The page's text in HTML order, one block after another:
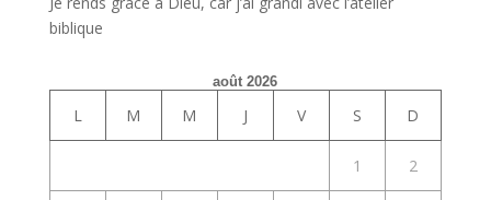
biblique
août 2026
L M M J V S D
1 2